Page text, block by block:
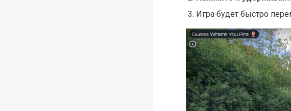
Игра будет быстро